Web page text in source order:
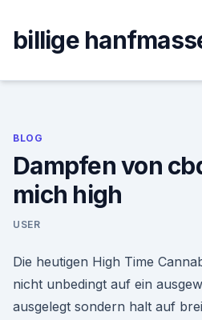
content
billige
BLOG
Dampfen von
mich high
USER
Die heutigen High Time
nicht unbedingt auf ein
ausgelegt sondern halt auf